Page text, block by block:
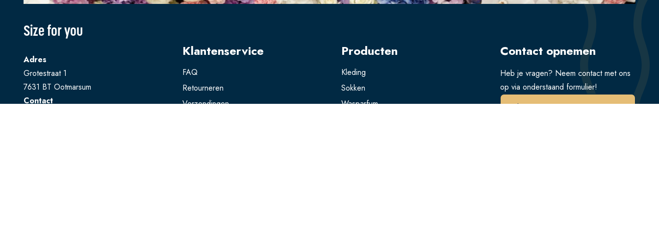
Size for you
Adres
Grotestraat 1
7631 BT Ootmarsum
Contact
Klantenservice
FAQ
Retourneren
Verzendingen
Producten
Kleding
Sokken
Wasparfum
Contact opnemen
Heb je vragen? Neem contact met ons
op via onderstaand formulier!